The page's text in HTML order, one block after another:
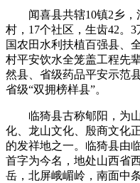
闻喜县共辖10镇2乡，
村，17个社区，生齿42。
国农田水利扶植百强县、
村平安饮水全笼盖工程先
然县、省级药品平安示范
省级“双拥榜样县”。
临猗县古称郇阳，为山
化、龙山文化、殷商文化
的发祥地之一。临猗县由
首字为今名，地处山西省
岳，北屏峨嵋岭，南面中